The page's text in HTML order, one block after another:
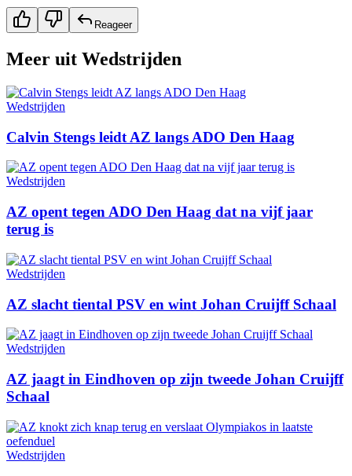
Reageer
Meer uit Wedstrijden
Wedstrijden
Calvin Stengs leidt AZ langs ADO Den Haag
Wedstrijden
AZ opent tegen ADO Den Haag dat na vijf jaar
terug is
Wedstrijden
AZ slacht tiental PSV en wint Johan Cruijff Schaal
Wedstrijden
AZ jaagt in Eindhoven op zijn tweede Johan Cruijff
Schaal
Wedstrijden